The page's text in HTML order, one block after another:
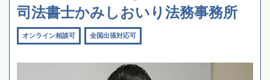
司法書士かみしおいり法務事務所
オンライン相談可 全国出張対応可